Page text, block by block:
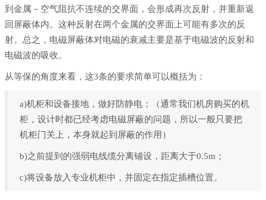
到金属－空气阻抗不连续的交界面，会形成再次反射，并重新返
回屏蔽体内。这种反射在两个金属的交界面上可能有多次的反
射。总之，电磁屏蔽体对电磁的衰减主要是基于电磁波的反射和
电磁波的吸收。
从等保的角度来看，这3条的要求简单可以概括为：
a)机柜和设备接地，做好防静电；（通常我们机房购买的机
柜，设计时都已经考虑电磁屏蔽的问题，所以一般只要把
机柜门关上，本身就起到屏蔽的作用）
b)之前提到的强弱电线缆分离铺设，距离大于0.5m；
c)将设备放入专业机柜中，并固定在指定插槽位置。